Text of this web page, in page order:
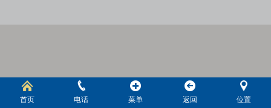
首页 电话 菜单 返回 位置